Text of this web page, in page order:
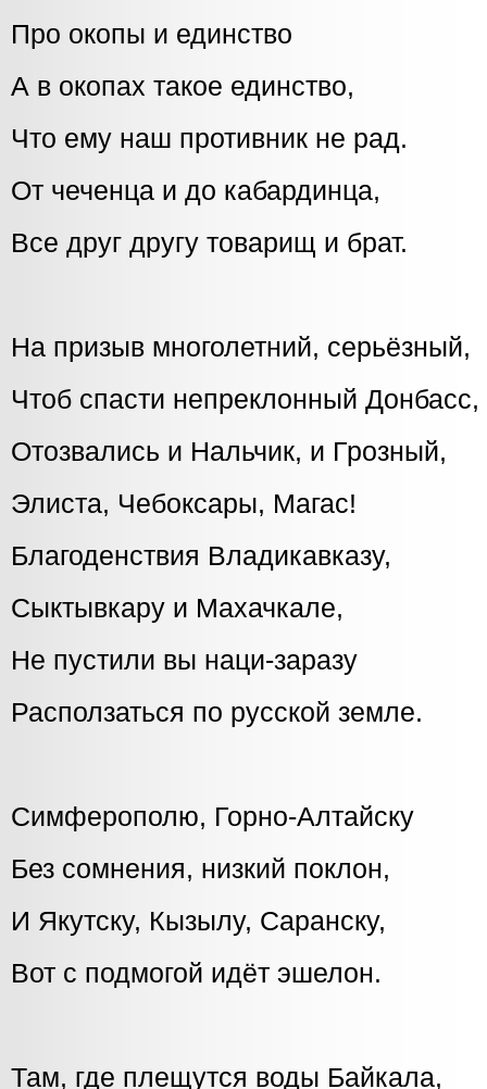
Про окопы и единство
А в окопах такое единство,
Что ему наш противник не рад.
От чеченца и до кабардинца,
Все друг другу товарищ и брат.
На призыв многолетний, серьёзный,
Чтоб спасти непреклонный Донбасс,
Отозвались и Нальчик, и Грозный,
Элиста, Чебоксары, Магас!
Благоденствия Владикавказу,
Сыктывкару и Махачкале,
Не пустили вы наци-заразу
Расползаться по русской земле.
Симферополю, Горно-Алтайску
Без сомнения, низкий поклон,
И Якутску, Кызылу, Саранску,
Вот с подмогой идёт эшелон.
Там, где плещутся воды Байкала,